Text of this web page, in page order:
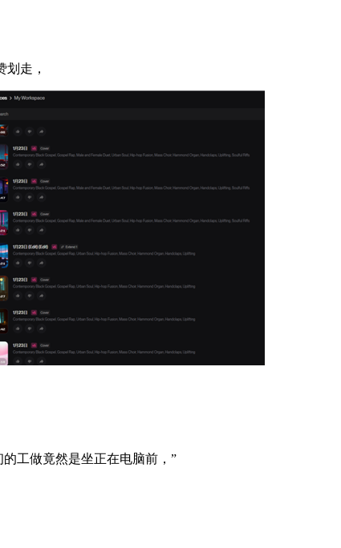
走，
工做竟然是坐正在电脑前，”